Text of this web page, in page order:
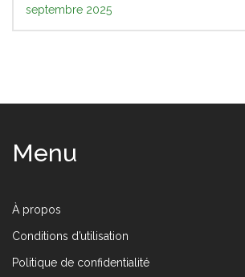
septembre 2025
Menu
À propos
Conditions d’utilisation
Politique de confidentialité